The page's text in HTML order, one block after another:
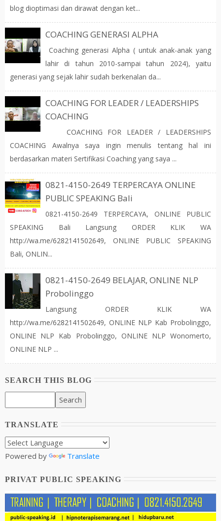
blog dioptimasi dan dirawat dengan ket...
COACHING GENERASI ALPHA
Coaching generasi Alpha ( untuk anak-anak yang
lahir di tahun 2010-sampai tahun 2024), yaitu
generasi yang sejak lahir sudah berkenalan da...
COACHING FOR LEADER / LEADERSHIPS
COACHING
COACHING FOR LEADER / LEADERSHIPS
COACHING Awalnya saya ingin menulis tentang hal ini
berdasarkan materi Sertifikasi Coaching yang saya ...
0821-4150-2649 TERPERCAYA ONLINE
PUBLIC SPEAKING Bali
0821-4150-2649 TERPERCAYA, ONLINE PUBLIC
SPEAKING Bali Langsung ORDER KLIK WA
http://wa.me/6282141502649, ONLINE PUBLIC SPEAKING
Bali, ONLIN...
0821-4150-2649 BELAJAR, ONLINE NLP
Probolinggo
Langsung ORDER KLIK WA
http://wa.me/6282141502649, ONLINE NLP Kab Probolinggo,
ONLINE NLP Kab Probolinggo, ONLINE NLP Wonomerto,
ONLINE NLP ...
SEARCH THIS BLOG
TRANSLATE
Powered by Translate
PRIVAT PUBLIC SPEAKING